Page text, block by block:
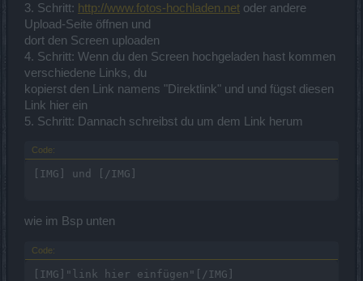
3. Schritt: http://www.fotos-hochladen.net oder andere
Upload-Seite öffnen und
dort den Screen uploaden
4. Schritt: Wenn du den Screen hochgeladen hast kommen
verschiedene Links, du
kopierst den Link namens "Direktlink" und und fügst diesen
Link hier ein
5. Schritt: Dannach schreibst du um dem Link herum
Code:
[IMG] und [/IMG]
wie im Bsp unten
Code:
[IMG]"link hier einfügen"[/IMG]